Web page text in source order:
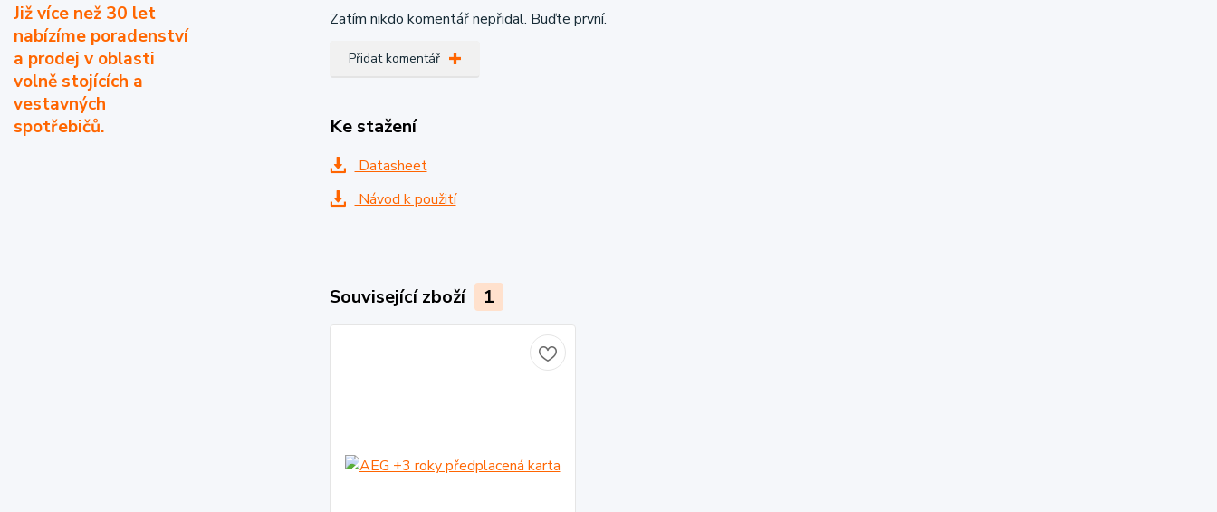
Již více než 30 let
nabízíme poradenství
a prodej v oblasti
volně stojících a
vestavných
spotřebičů.
Zatím nikdo komentář nepřidal. Buďte první.
Přidat komentář
Ke stažení
Datasheet
Návod k použití
Související zboží 1